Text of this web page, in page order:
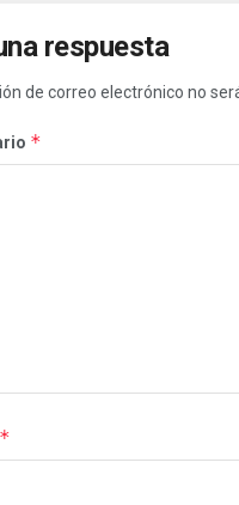
respuesta
de correo electrónico no
*
*